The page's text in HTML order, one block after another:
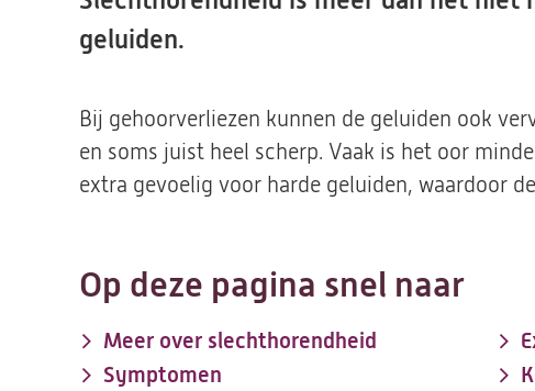
geluiden.
Bij gehoorverliezen kunnen de geluiden ook
en soms juist heel scherp. Vaak is het oor
extra gevoelig voor harde geluiden, waardoor
Op deze pagina snel naar
Meer over slechthorendheid
Symptomen